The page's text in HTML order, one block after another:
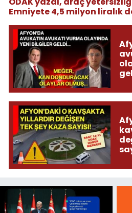
Emniyete 4,5 milyon liralık